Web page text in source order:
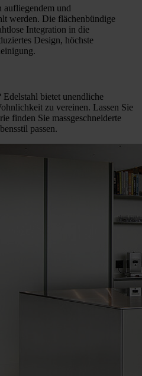
und
werden. Die flächenbündige
Integration in die
Design, höchste
Edelstahl bietet unendliche
zu vereinen. Lassen Sie
finden Sie massgeschneiderte
passen.